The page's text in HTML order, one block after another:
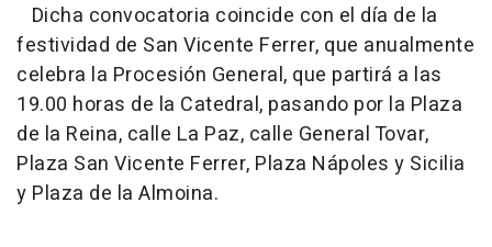
Dicha convocatoria coincide con el día de la
festividad de San Vicente Ferrer, que anualmente
celebra la Procesión General, que partirá a las
19.00 horas de la Catedral, pasando por la Plaza
de la Reina, calle La Paz, calle General Tovar,
Plaza San Vicente Ferrer, Plaza Nápoles y Sicilia
y Plaza de la Almoina.